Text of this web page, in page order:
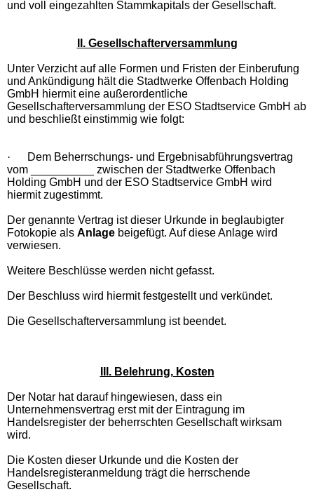
und voll eingezahlten Stammkapitals der Gesellschaft.
II. Gesellschafterversammlung
Unter Verzicht auf alle Formen und Fristen der Einberufung
und Ankündigung hält die Stadtwerke Offenbach Holding
GmbH hiermit eine außerordentliche
Gesellschafterversammlung der ESO Stadtservice GmbH ab
und beschließt einstimmig wie folgt:
·
Dem Beherrschungs- und Ergebnisabführungsvertrag
vom __________ zwischen der Stadtwerke Offenbach
Holding GmbH und der ESO Stadtservice GmbH wird
hiermit zugestimmt.
Der genannte Vertrag ist dieser Urkunde in beglaubigter
Fotokopie als Anlage beigefügt. Auf diese Anlage wird
verwiesen.
Weitere Beschlüsse werden nicht gefasst.
Der Beschluss wird hiermit festgestellt und verkündet.
Die Gesellschafterversammlung ist beendet.
III. Belehrung, Kosten
Der Notar hat darauf hingewiesen, dass ein
Unternehmensvertrag erst mit der Eintragung im
Handelsregister der beherrschten Gesellschaft wirksam
wird.
Die Kosten dieser Urkunde und die Kosten der
Handelsregisteranmeldung trägt die herrschende
Gesellschaft.